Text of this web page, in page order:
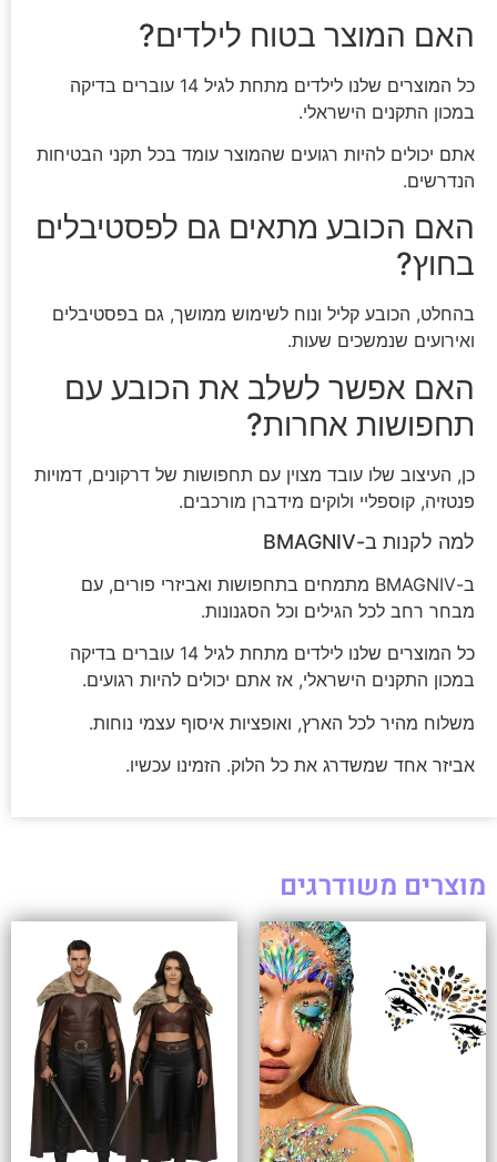
האם המוצר בטוח לילדים?
כל המוצרים שלנו לילדים מתחת לגיל 14 עוברים בדיקה
במכון התקנים הישראלי.
אתם יכולים להיות רגועים שהמוצר עומד בכל תקני הבטיחות
הנדרשים.
האם הכובע מתאים גם לפסטיבלים
בחוץ?
בהחלט, הכובע קליל ונוח לשימוש ממושך, גם בפסטיבלים
ואירועים שנמשכים שעות.
האם אפשר לשלב את הכובע עם
תחפושות אחרות?
כן, העיצוב שלו עובד מצוין עם תחפושות של דרקונים, דמויות
פנטזיה, קוספליי ולוקים מידברן מורכבים.
למה לקנות ב-BMAGNIV
ב-BMAGNIV מתמחים בתחפושות ואביזרי פורים, עם
מבחר רחב לכל הגילים וכל הסגנונות.
כל המוצרים שלנו לילדים מתחת לגיל 14 עוברים בדיקה
במכון התקנים הישראלי, אז אתם יכולים להיות רגועים.
משלוח מהיר לכל הארץ, ואופציות איסוף עצמי נוחות.
אביזר אחד שמשדרג את כל הלוק. הזמינו עכשיו.
מוצרים משודרגים